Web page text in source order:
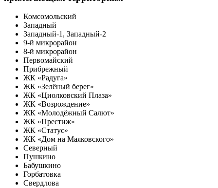
Комсомольский
Западный
Западный-1, Западный-2
9-й микрорайон
8-й микрорайон
Первомайский
Прибрежный
ЖК «Радуга»
ЖК «Зелёный берег»
ЖК «Циолковский Плаза»
ЖК «Возрождение»
ЖК «Молодёжный Салют»
ЖК «Престиж»
ЖК «Статус»
ЖК «Дом на Маяковского»
Северный
Пушкино
Бабушкино
Горбатовка
Свердлова